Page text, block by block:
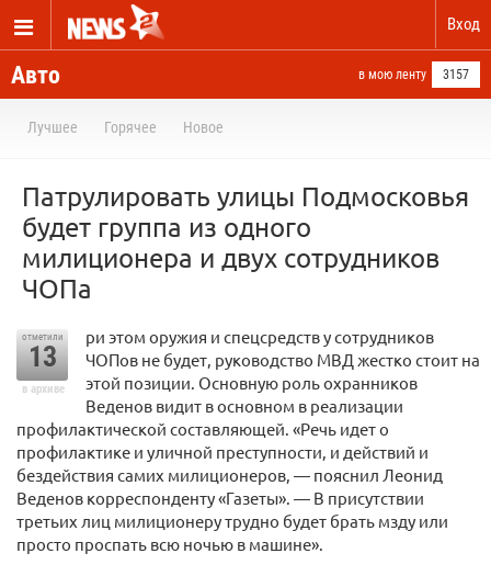
Вход
Авто в мою ленту 3157
Лучшее Горячее Новое
Патрулировать улицы Подмосковья
будет группа из одного
милиционера и двух сотрудников
ЧОПа
отметили
13
в архиве
ри этом оружия и спецсредств у сотрудников
ЧОПов не будет, руководство МВД жестко стоит на
этой позиции. Основную роль охранников
Веденов видит в основном в реализации
профилактической составляющей. «Речь идет о
профилактике и уличной преступности, и действий и
бездействия самих милиционеров, — пояснил Леонид
Веденов корреспонденту «Газеты». — В присутствии
третьих лиц милиционеру трудно будет брать мзду или
просто проспать всю ночью в машине».